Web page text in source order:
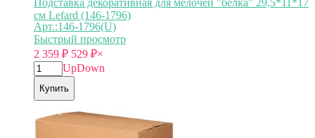
см Lefard (146-1796)
Арт.:146-1796(U)
Быстрый просмотр
2 359 ₽ 529 ₽×
UpDown
Купить